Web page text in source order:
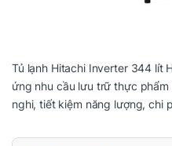
Tủ lạnh Hitachi Inverter 344 lít
ứng nhu cầu lưu trữ thực
nghi, tiết kiệm năng lượng, chi